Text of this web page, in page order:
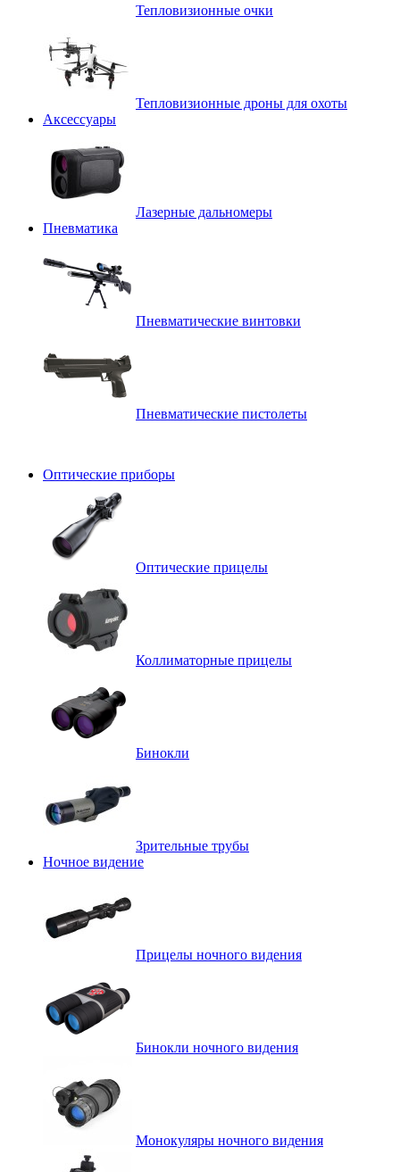
Тепловизионные очки
Тепловизионные дроны для охоты
Аксессуары
Лазерные дальномеры
Пневматика
Пневматические винтовки
Пневматические пистолеты
Оптические приборы
Оптические прицелы
Коллиматорные прицелы
Бинокли
Зрительные трубы
Ночное видение
Прицелы ночного видения
Бинокли ночного видения
Монокуляры ночного видения